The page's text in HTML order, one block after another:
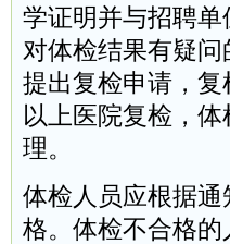
学证明并与招聘
对体检结果有疑
提出复检申请，
以上医院复检，
理。
体检人员应根据
格。体检不合格的